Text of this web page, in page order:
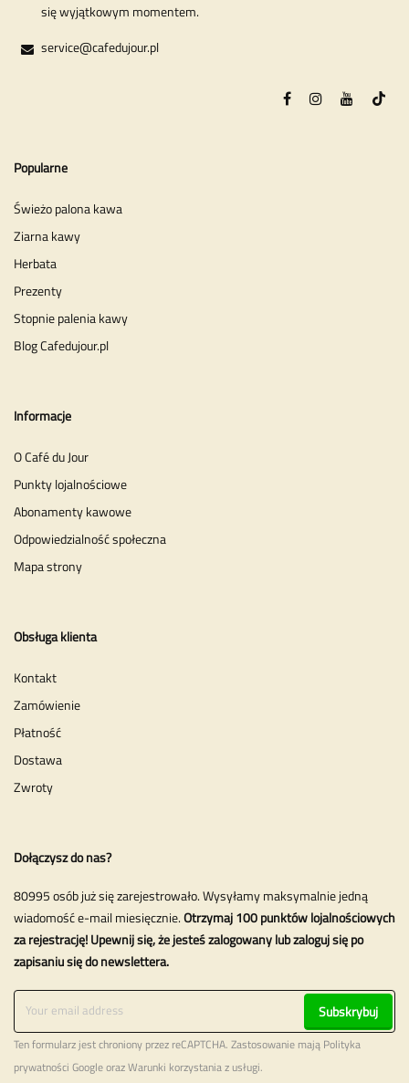
się wyjątkowym momentem.
service@cafedujour.pl
Popularne
Świeżo palona kawa
Ziarna kawy
Herbata
Prezenty
Stopnie palenia kawy
Blog Cafedujour.pl
Informacje
O Café du Jour
Punkty lojalnościowe
Abonamenty kawowe
Odpowiedzialność społeczna
Mapa strony
Obsługa klienta
Kontakt
Zamówienie
Płatność
Dostawa
Zwroty
Dołączysz do nas?
80995 osób już się zarejestrowało. Wysyłamy maksymalnie jedną
wiadomość e-mail miesięcznie.Otrzymaj 100 punktów lojalnościowych
za rejestrację! Upewnij się, że jesteś zalogowany lub zaloguj się po
zapisaniu się do newslettera.
Subskrybuj
Ten formularz jest chroniony przez reCAPTCHA. Zastosowanie mają Polityka
prywatności Google orazWarunki korzystania z usługi.